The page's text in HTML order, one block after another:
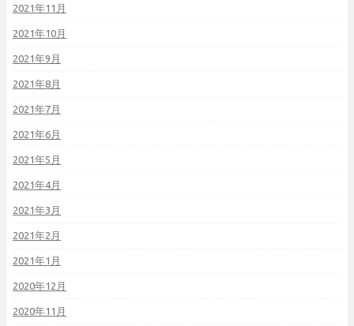
2021年11月
2021年10月
2021年9月
2021年8月
2021年7月
2021年6月
2021年5月
2021年4月
2021年3月
2021年2月
2021年1月
2020年12月
2020年11月